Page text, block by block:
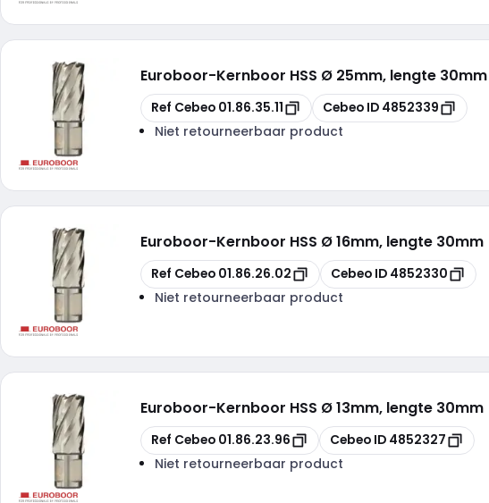
Euroboor-Kernboor HSS Ø 25mm, lengte 30mm
Kopiëren
Ref Cebeo 01.86.35.11 Kopiëren
Cebeo ID 4852339
Niet retourneerbaar product
Euroboor-Kernboor HSS Ø 16mm, lengte 30mm
Kopiëren
Ref Cebeo 01.86.26.02 Kopiëren
Cebeo ID 4852330
Niet retourneerbaar product
Euroboor-Kernboor HSS Ø 13mm, lengte 30mm
Kopiëren
Ref Cebeo 01.86.23.96 Kopiëren
Cebeo ID 4852327
Niet retourneerbaar product